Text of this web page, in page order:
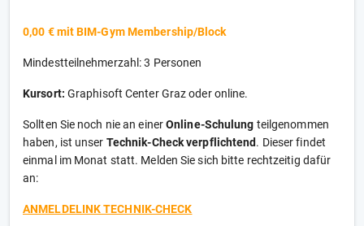
0,00 € mit BIM-Gym Membership/Block
Mindestteilnehmerzahl: 3 Personen
Kursort: Graphisoft Center Graz oder online.
Sollten Sie noch nie an einerOnline-Schulung teilgenommen
haben, ist unser Technik-Checkverpflichtend. Dieser findet
einmal im Monat statt. Melden Sie sich bitte rechtzeitig dafür
an:
ANMELDELINK TECHNIK-CHECK